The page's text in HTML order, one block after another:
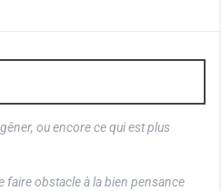
ou encore ce qui est plus
faire obstacle à la bien pensance